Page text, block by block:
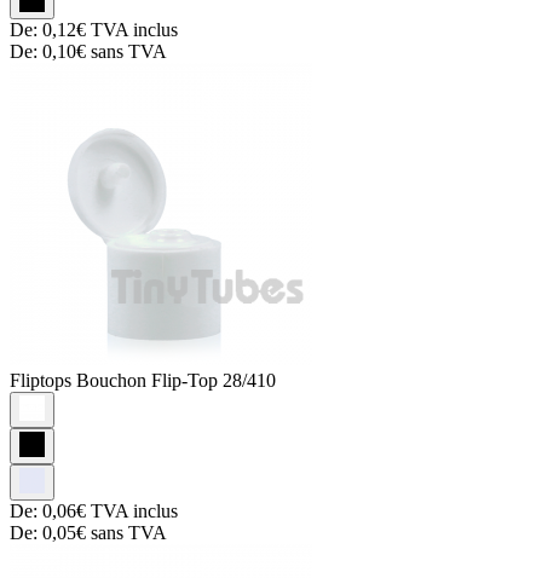
De: 0,12€ TVA inclus
De: 0,10€ sans TVA
Fliptops Bouchon Flip-Top 28/410
De: 0,06€ TVA inclus
De: 0,05€ sans TVA